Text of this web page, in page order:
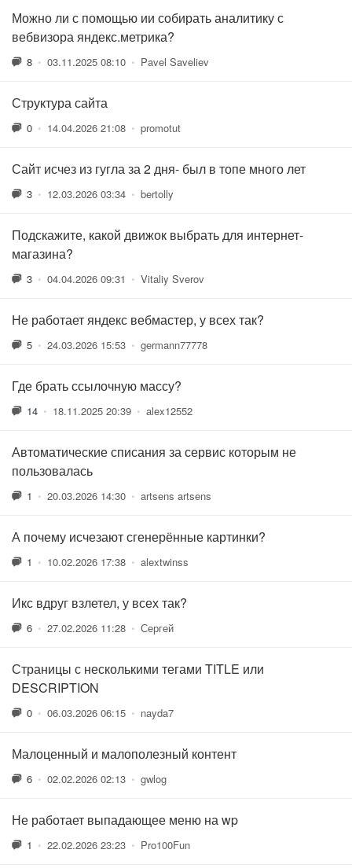
Можно ли с помощью ии собирать аналитику с
вебвизора яндекс.метрика?
8 • 03.11.2025 08:10 • Pavel Saveliev
Структура сайта
0 • 14.04.2026 21:08 • promotut
Сайт исчез из гугла за 2 дня- был в топе много лет
3 • 12.03.2026 03:34 • bertolly
Подскажите, какой движок выбрать для интернет-
магазина?
3 • 04.04.2026 09:31 • Vitaliy Sverov
Не работает яндекс вебмастер, у всех так?
5 • 24.03.2026 15:53 • germann77778
Где брать ссылочную массу?
14 • 18.11.2025 20:39 • alex12552
Автоматические списания за сервис которым не
пользовалась
1 • 20.03.2026 14:30 • artsens artsens
А почему исчезают сгенерённые картинки?
1 • 10.02.2026 17:38 • alextwinss
Икс вдруг взлетел, у всех так?
6 • 27.02.2026 11:28 • Сергей
Страницы с несколькими тегами TITLE или
DESCRIPTION
0 • 06.03.2026 06:15 • nayda7
Малоценный и малополезный контент
6 • 02.02.2026 02:13 • gwlog
Не работает выпадающее меню на wp
1 • 22.02.2026 23:23 • Pro100Fun